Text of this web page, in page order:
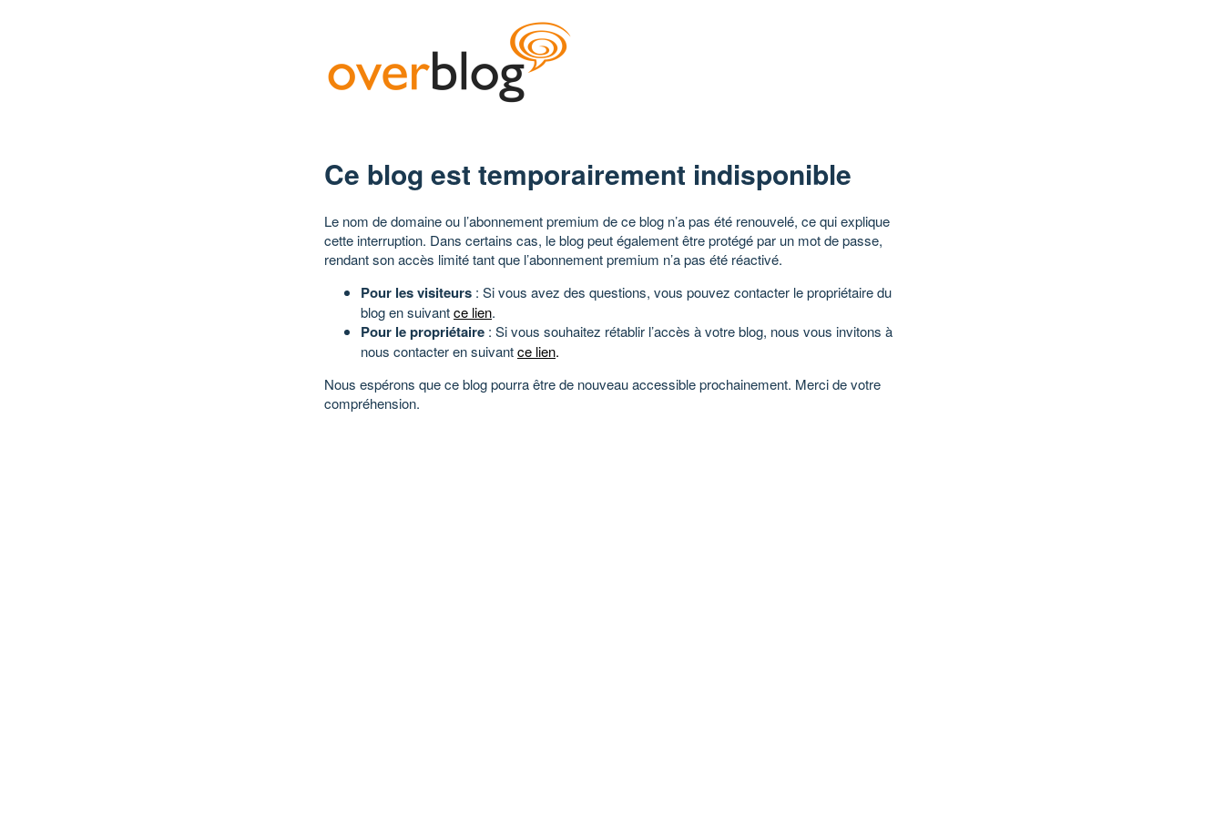
Ce blog est temporairement indisponible
Le nom de domaine ou l’abonnement premium de ce blog n’a pas été renouvelé, ce qui explique
cette interruption. Dans certains cas, le blog peut également être protégé par un mot de passe,
rendant son accès limité tant que l’abonnement premium n’a pas été réactivé.
Pour les visiteurs : Si vous avez des questions, vous pouvez contacter le propriétaire du
blog en suivantce lien.
Pour le propriétaire : Si vous souhaitez rétablir l’accès à votre blog, nous vous invitons à
nous contacter en suivantce lien.
Nous espérons que ce blog pourra être de nouveau accessible prochainement. Merci de votre
compréhension.